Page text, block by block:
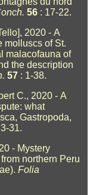
56 : 17-22.
2020 - A
molluscs of St.
malacofauna of
the description
57 : 1-38.
C., 2020 - A
what
Gastropoda,
31.
- Mystery
northern Peru
Folia